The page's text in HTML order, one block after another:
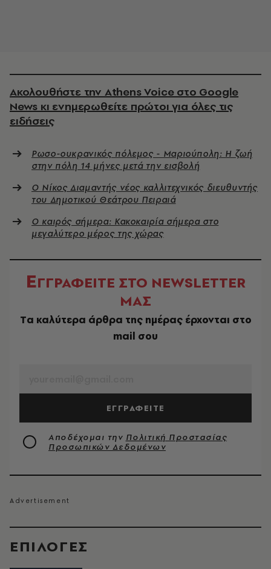
EΠΙΛΟΓΈΣ
Ακολουθήστε την Athens Voice στο Google
News κι ενημερωθείτε πρώτοι για όλες τις
ειδήσεις
Ρωσο-ουκρανικός πόλεμος - Μαριούπολη: Η ζωή
στην πόλη 14 μήνες μετά την εισβολή
Ο Νίκος Διαμαντής νέος καλλιτεχνικός διευθυντής
του Δημοτικού Θεάτρου Πειραιά
Ο καιρός σήμερα: Κακοκαιρία σήμερα στο
μεγαλύτερο μέρος της χώρας
ΕΓΓΡΑΦΕΙΤΕ ΣΤΟ NEWSLETTER
ΜΑΣ
Tα καλύτερα άρθρα της ημέρας έρχονται στο
mail σου
ΕΓΓΡΑΦΕΙΤΕ
Αποδέχομαι την Πολιτική Προστασίας
Προσωπικών Δεδομένων